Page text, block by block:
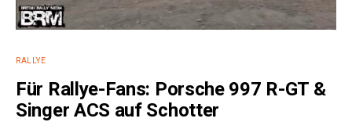
RALLYE
Für Rallye-Fans: Porsche 997 R-GT &
Singer ACS auf Schotter